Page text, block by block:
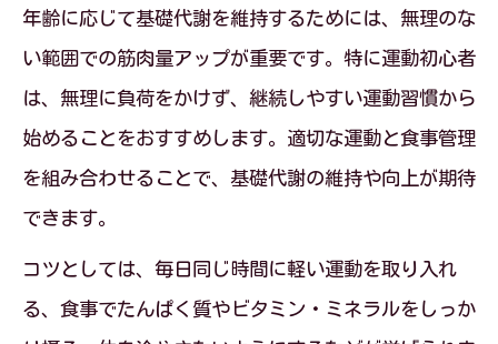
年齢に応じて基礎代謝を維持するためには、無理のな
い範囲での筋肉量アップが重要です。特に運動初心者
は、無理に負荷をかけず、継続しやすい運動習慣から
始めることをおすすめします。適切な運動と食事管理
を組み合わせることで、基礎代謝の維持や向上が期待
できます。
コツとしては、毎日同じ時間に軽い運動を取り入れ
る、食事でたんぱく質やビタミン・ミネラルをしっか